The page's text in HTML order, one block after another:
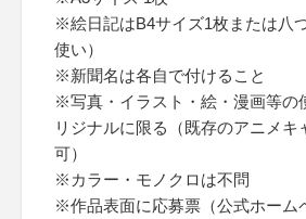
※絵日記はB4サイズ1枚または八
使い）
※新聞名は各自で付けること
※写真・イラスト・絵・漫画等の
リジナルに限る（既存のアニメキ
可）
※カラー・モノクロは不問
※作品表面に応募票（公式ホーム